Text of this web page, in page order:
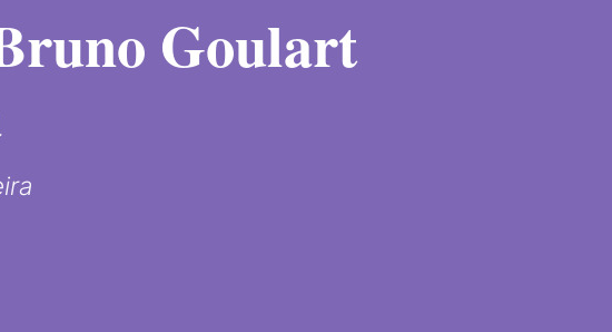
Goulart